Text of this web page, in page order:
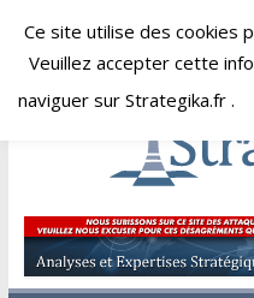
Skip
vendredi,
Expertise
Ce site utilise des cookies
Veuillez accepter cette
naviguer sur Strategika.fr .